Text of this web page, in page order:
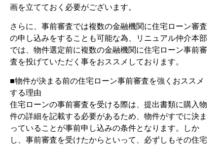
画を立てておく必要がございます。
さらに、事前審査では複数の金融機関に住宅ローン審査
の申し込みをすることも可能な為、リニュアル仲介本部
では、物件選定前に複数の金融機関に住宅ローン事前審
査を投げていただく事をおススメしております。
■物件が決まる前の住宅ローン事前審査を強くおススメ
する理由
住宅ローンの事前審査を受ける際は、提出書類に購入物
件の詳細を記載する必要があるため、物件がすでに決ま
っていることが事前申し込みの条件となります。しか
し、事前審査を受けたからといって、必ずしもその住宅